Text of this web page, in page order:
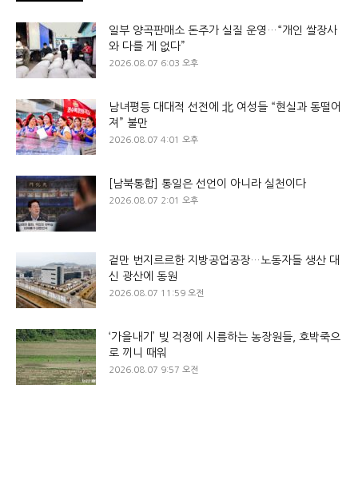
일부 양곡판매소 돈주가 실질 운영…“개인 쌀장사
와 다를 게 없다”
2026.08.07 6:03 오후
남녀평등 대대적 선전에 北 여성들 “현실과 동떨어
져” 불만
2026.08.07 4:01 오후
[남북통합] 통일은 선언이 아니라 실천이다
2026.08.07 2:01 오후
겉만 번지르르한 지방공업공장…노동자들 생산 대
신 광산에 동원
2026.08.07 11:59 오전
‘가을내기’ 빚 걱정에 시름하는 농장원들, 호박죽으
로 끼니 때워
2026.08.07 9:57 오전